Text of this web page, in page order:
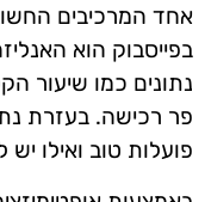
אחד המרכיבים
בפייסבוק הוא
פר רכישה. בעזרת
פועלות טוב ואילו